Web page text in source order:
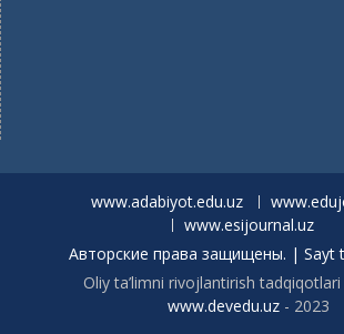
www.adabiyot.edu.uz
www.esijournal.uz
Авторские права защищены. | Sayt
Oliy ta’limni rivojlantirish
www.devedu.uz - 2023